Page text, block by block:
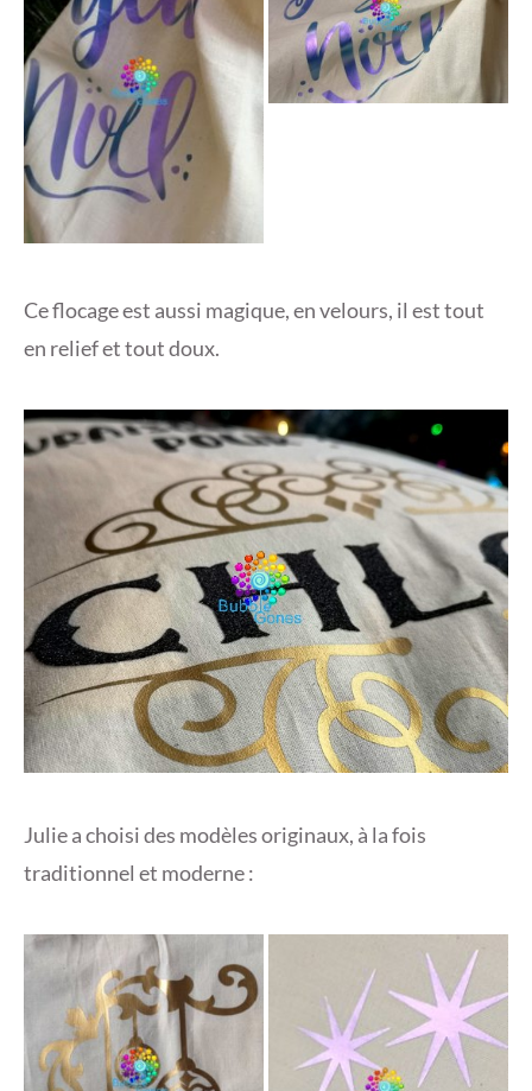
Ce flocage est aussi magique, en velours, il est tout
en relief et tout doux.
Julie a choisi des modèles originaux, à la fois
traditionnel et moderne :